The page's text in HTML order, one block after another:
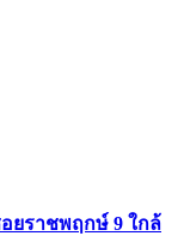
ยราชพฤกษ์ 9 ใกล้